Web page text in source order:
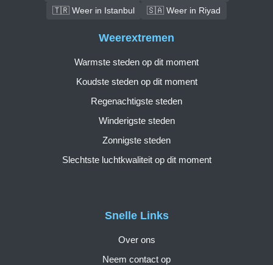
🇹🇷 Weer in Istanbul
🇸🇦 Weer in Riyad
Snelle Links
Over ons
Neem contact op
Weerextremen
Warmste steden op dit moment
Koudste steden op dit moment
Regenachtigste steden
Winderigste steden
Zonnigste steden
Slechtste luchtkwaliteit op dit moment